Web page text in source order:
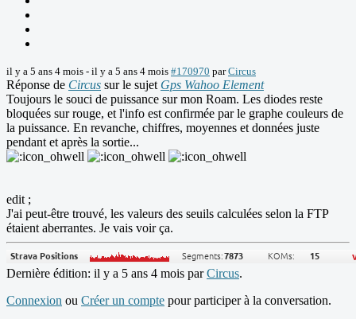
il y a 5 ans 4 mois - il y a 5 ans 4 mois #170970 parCircus
Réponse de Circus sur le sujet Gps Wahoo Element
Toujours le souci de puissance sur mon Roam. Les diodes reste
bloquées sur rouge, et l'info est confirmée par le graphe couleurs de
la puissance. En revanche, chiffres, moyennes et données juste
pendant et après la sortie...
edit ;
J'ai peut-être trouvé, les valeurs des seuils calculées selon la FTP
étaient aberrantes. Je vais voir ça.
Dernière édition: il y a 5 ans 4 mois parCircus.
Connexion ou Créer un compte pour participer à la conversation.